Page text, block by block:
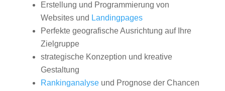
Erstellung und Programmierung von
Websites und Landingpages
Perfekte geografische Ausrichtung auf Ihre
Zielgruppe
strategische Konzeption und kreative
Gestaltung
Rankinganalyseund Prognose der Chancen